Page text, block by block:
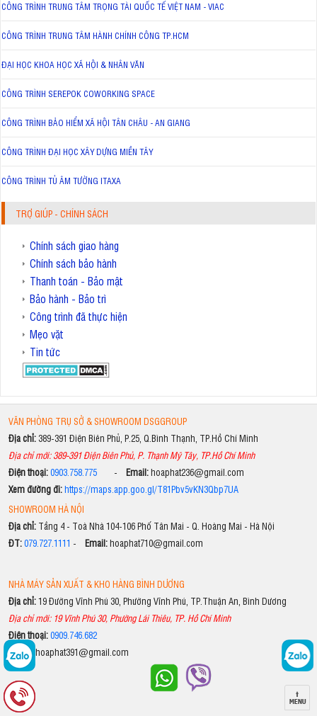
CÔNG TRÌNH TRUNG TÂM TRỌNG TÀI QUỐC TẾ VIỆT NAM - VIAC
CÔNG TRÌNH TRUNG TÂM HÀNH CHÍNH CÔNG TP.HCM
ĐẠI HỌC KHOA HỌC XÃ HỘI & NHÂN VĂN
CÔNG TRÌNH SEREPOK COWORKING SPACE
CÔNG TRÌNH BẢO HIỂM XÃ HỘI TÂN CHÂU - AN GIANG
CÔNG TRÌNH ĐẠI HỌC XÂY DỰNG MIỀN TÂY
CÔNG TRÌNH TỦ ÂM TƯỜNG ITAXA
TRỢ GIÚP - CHÍNH SÁCH
Chính sách giao hàng
Chính sách bảo hành
Thanh toán - Bảo mật
Bảo hành - Bảo trì
Công trình đã thực hiện
Mẹo vặt
Tin tức
VĂN PHÒNG TRỤ SỞ & SHOWROOM DSGGROUP
Địa chỉ: 389-391 Điện Biên Phủ, P.25, Q.Bình Thạnh, TP.Hồ Chí Minh
Địa chỉ mới: 389-391 Điện Biên Phủ, P. Thạnh Mỹ Tây, TP.Hồ Chí Minh
Điện thoại:0903.758.775- Email:hoaphat236@gmail.com
Xem đường đi:https://maps.app.goo.gl/T81Pbv5vKN3Qbp7UA
SHOWROOM HÀ NỘI
Địa chỉ:Tầng 4 - Toà Nhà 104-106 Phố Tân Mai - Q. Hoàng Mai - Hà Nội
ĐT:079.727.1111 - Email:hoaphat710@gmail.com
NHÀ MÁY SẢN XUẤT & KHO HÀNG BÌNH DƯƠNG
Địa chỉ:19 Đường Vĩnh Phú 30, Phường Vĩnh Phú, TP.Thuận An, Bình Dương
Địa chỉ mới: 19 Vĩnh Phú 30, Phường Lái Thiêu, TP. Hồ Chí Minh
Điện thoại:0909.746.682
Email:hoaphat391@gmail.com